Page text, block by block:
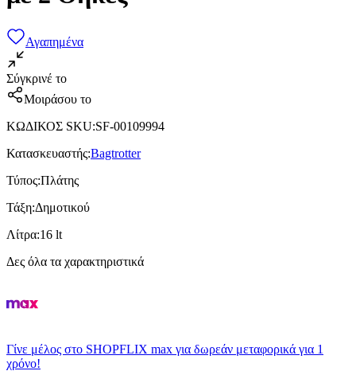
Αγαπημένα
Σύγκρινέ το
Μοιράσου το
ΚΩΔΙΚΟΣ SKU:SF-00109994
Κατασκευαστής:Bagtrotter
Τύπος:Πλάτης
Τάξη:Δημοτικού
Λίτρα:16 lt
Δες όλα τα χαρακτηριστικά
Γίνε μέλος στο SHOPFLIX max για δωρεάν μεταφορικά για 1
χρόνο!